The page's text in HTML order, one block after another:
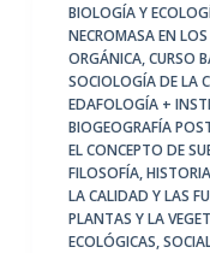
BIOLOGÍA Y
NECROMASA EN
ORGÁNICA,CURSO
SOCIOLOGÍA DE LA
EDAFOLOGÍA +
BIOGEOGRAFÍA
EL CONCEPTO DE
FILOSOFÍA,
LA CALIDAD Y LAS
PLANTAS Y LA
ECOLÓGICAS,